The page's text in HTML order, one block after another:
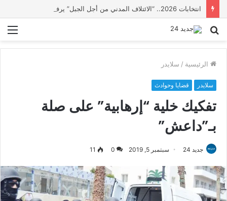
بحث
الرئيسية / سلايدر
سلايدر قضايا وحوادث
تفكيك خلية “إرهابية” على صلة
بـ”داعش”
جديد 24 سبتمبر 5, 2019 0
11